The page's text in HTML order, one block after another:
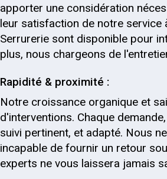
apporter une considération
leur satisfaction de notre service
Serrurerie sont disponible pour
plus, nous chargeons de
Rapidité & proximité :
Notre croissance organique et
d'interventions. Chaque
suivi pertinent, et adapté. Nous
incapable de fournir un retour
experts ne vous laissera jamais